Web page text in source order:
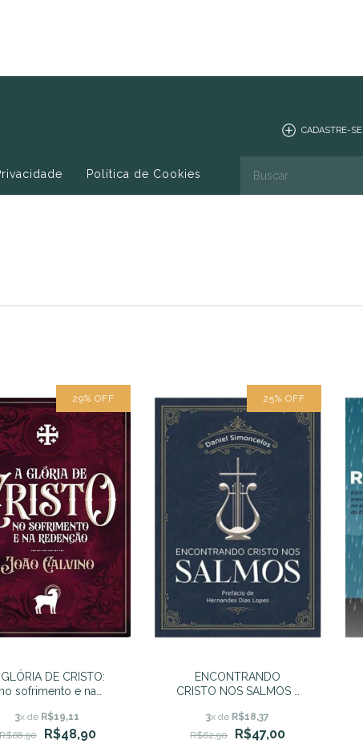
CADASTRE-SE
Política de Cookies
29% OFF
DE CRISTO:
no sofrimento e na
Calvino
3x de R$19,11
R$48,90
25% OFF
ENCONTRANDO
CRISTO NOS SALMOS -
3x de R$18,37
R$62,90
R$47,00